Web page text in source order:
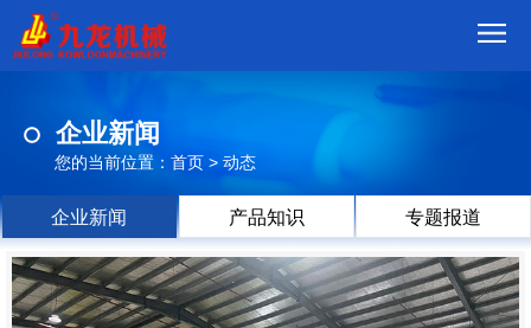
品
视
频
现
企业新闻
您的当前位置： 首页 > 动态
企业新闻 产品知识 专题报道